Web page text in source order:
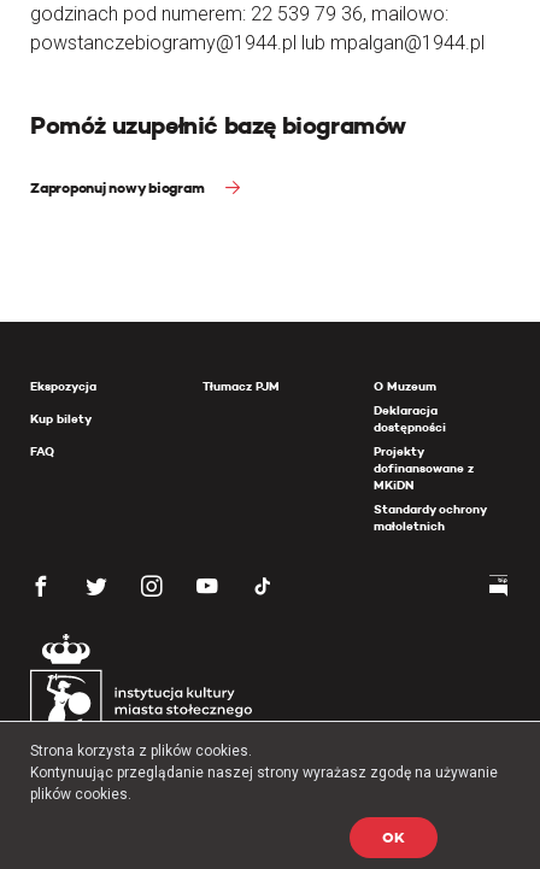
godzinach pod numerem: 22 539 79 36, mailowo:
powstanczebiogramy@1944.pl lub mpalgan@1944.pl
Pomóż uzupełnić bazę biogramów
Zaproponuj nowy biogram
Ekspozycja
Kup bilety
FAQ
Tłumacz PJM
O Muzeum
Deklaracja
dostępności
Projekty
dofinansowane z
MKiDN
Standardy ochrony
małoletnich
Copyright 2026 Muzeum Powstania Warszawskiego
Strona korzysta z plików cookies.
Kontynuując przeglądanie naszej strony wyrażasz zgodę na używanie
plików cookies.
OK